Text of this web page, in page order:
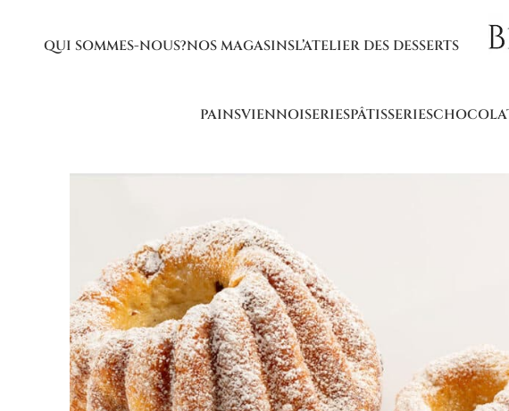
QUI SOMMES-NOUS?NOS MAGASINSL’ATELIER DES DESSERTS
PAINSVIENNOISERIESPÂTISSERIES